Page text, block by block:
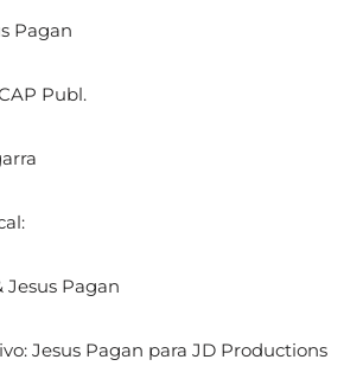
Pagan
Publ.
Jesus Pagan
Jesus Pagan para JD Productions